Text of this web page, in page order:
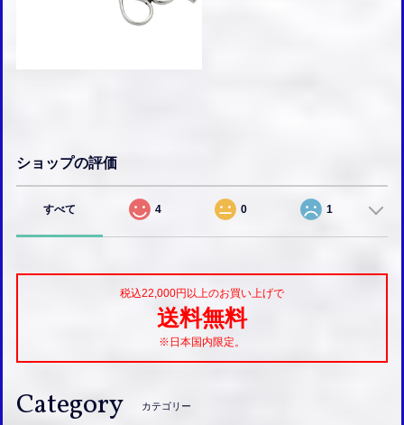
ショップの評価
すべて 4 0 1
税込22,000円以上のお買い上げで
送料無料
※日本国内限定。
Category カテゴリー